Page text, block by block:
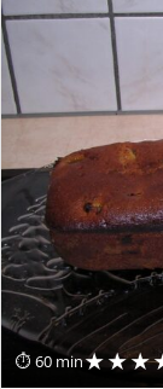
⏱ 60 min